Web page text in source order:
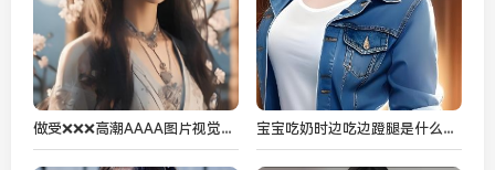
做受❌❌❌高潮AAAA图片视觉享受，网友：每一张都超震撼！ 宝宝吃奶时边吃边蹬腿是什么意思-背后的原因是什么